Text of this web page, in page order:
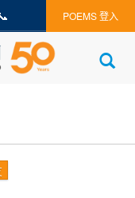
POEMS 登入